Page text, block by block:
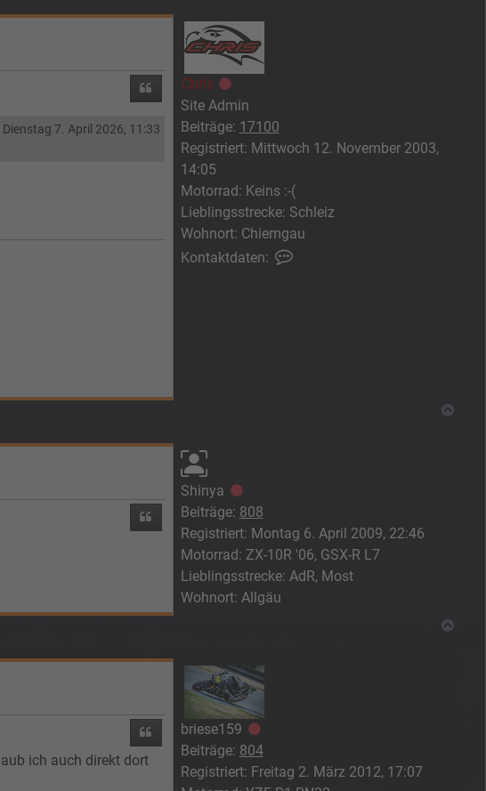
Chris Offline
Site Admin
Beiträge: 17100
Registriert: Mittwoch 12. November 2003,
14:05
Motorrad: Keins :-(
Lieblingsstrecke: Schleiz
Wohnort: Chiemgau
Kontaktdaten:
Zitieren
Dienstag 7. April 2026, 11:33
Shinya Offline
Beiträge: 808
Registriert: Montag 6. April 2009, 22:46
Motorrad: ZX-10R '06, GSX-R L7
Lieblingsstrecke: AdR, Most
Wohnort: Allgäu
Zitieren
briese159 Offline
Beiträge: 804
Registriert: Freitag 2. März 2012, 17:07
Zitieren
ich auch direkt dort